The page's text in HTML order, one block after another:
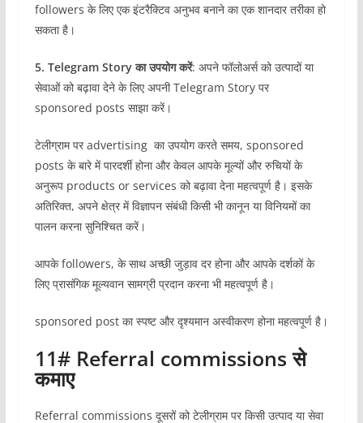
followers के लिए एक इंटरैक्टिव अनुभव बनाने का एक शानदार तरीका हो
सकता है।
5. Telegram Story का उपयोग करें: अपने फॉलोअर्स को उत्पादों या
सेवाओं को बढ़ावा देने के लिए अपनी Telegram Story पर
sponsored posts साझा करें।
टेलीग्राम पर advertising का उपयोग करते समय, sponsored
posts के बारे में पारदर्शी होना और केवल आपके मूल्यों और रुचियों के
अनुरूप products or services को बढ़ावा देना महत्वपूर्ण है। इसके
अतिरिक्त, अपने क्षेत्र में विज्ञापन संबंधी किसी भी कानून या विनियमों का
पालन करना सुनिश्चित करें।
आपके followers, के साथ अच्छी जुड़ाव दर होना और आपके दर्शकों के
लिए प्रासंगिक मूल्यवान सामग्री प्रदान करना भी महत्वपूर्ण है।
sponsored post का स्पष्ट और दृश्यमान अस्वीकरण होना महत्वपूर्ण है।
11# Referral commissions से
कमाए
Referral commissions दूसरों को टेलीग्राम पर किसी उत्पाद या सेवा